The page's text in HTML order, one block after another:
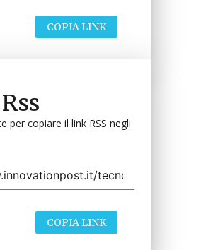
COPIA LINK
per copiare il link RSS negli
COPIA LINK